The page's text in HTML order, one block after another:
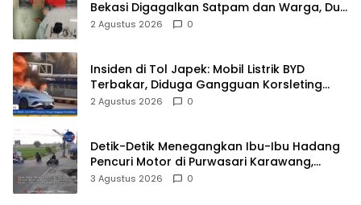
Bekasi Digagalkan Satpam dan Warga, Dua
Pelaku Diamankan
2 Agustus 2026 0
Insiden di Tol Japek: Mobil Listrik BYD
Terbakar, Diduga Gangguan Korsleting
Listrik
2 Agustus 2026 0
Detik-Detik Menegangkan Ibu-Ibu Hadang
Pencuri Motor di Purwasari Karawang,
Pelaku Lolos di Tengah Keramaian!
3 Agustus 2026 0